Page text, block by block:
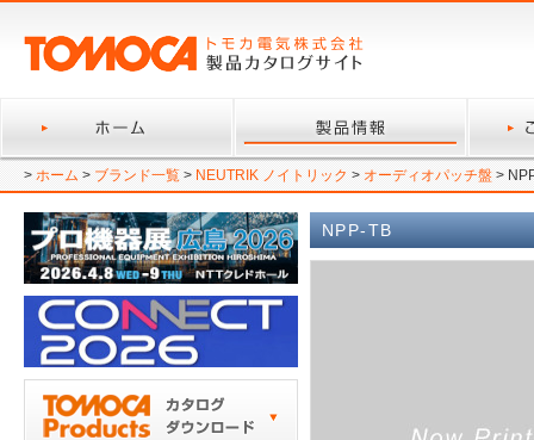
> ホーム > ブランド一覧 > NEUTRIK ノイトリック > オーディオパッチ盤 >
NPP-TB